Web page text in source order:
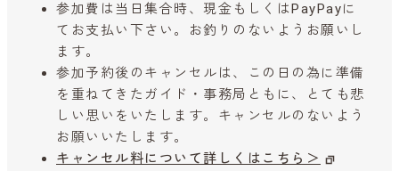
参加費は当日集合時、現金もしくはPayPayに
てお支払い下さい。お釣りのないようお願いし
ます。
参加予約後のキャンセルは、この日の為に準備
を重ねてきたガイド・事務局ともに、とても悲
しい思いをいたします。キャンセルのないよう
お願いいたします。
キャンセル料について詳しくはこちら＞